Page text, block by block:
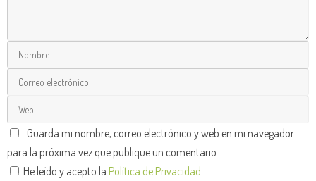
Guarda mi nombre, correo electrónico y web en mi navegador
para la próxima vez que publique un comentario.
He leído y acepto la Política de Privacidad